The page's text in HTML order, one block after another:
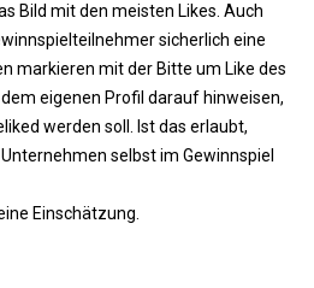
Bild mit den meisten Likes. Auch
sicherlich eine
markieren mit der Bitte um Like des
eigenen Profil darauf hinweisen,
werden soll. Ist das erlaubt,
selbst im Gewinnspiel
Einschätzung.